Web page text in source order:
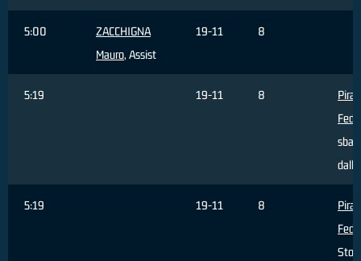
5:00
ZACCHIGNA
Mauro, Assist
19-11 8
5:19 19-11 8
5:19 19-11 8